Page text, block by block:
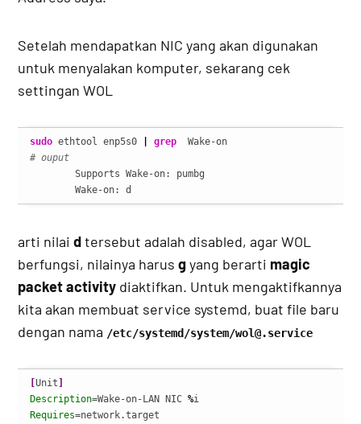
Setelah mendapatkan NIC yang akan digunakan
untuk menyalakan komputer, sekarang cek
settingan WOL
sudo ethtool enp5s0 grep
# ouput
	Supports Wake-on: pumbg
	Wake-on: d
arti nilaidtersebut adalah disabled, agar WOL
berfungsi, nilainya harusgyang berarti magic
packet activity diaktifkan. Untuk mengaktifkannya
kita akan membuat service systemd, buat file baru
dengan nama /etc/systemd/system/wol@.service
[Unit
Description=Wake-on-LAN NIC %
Requires